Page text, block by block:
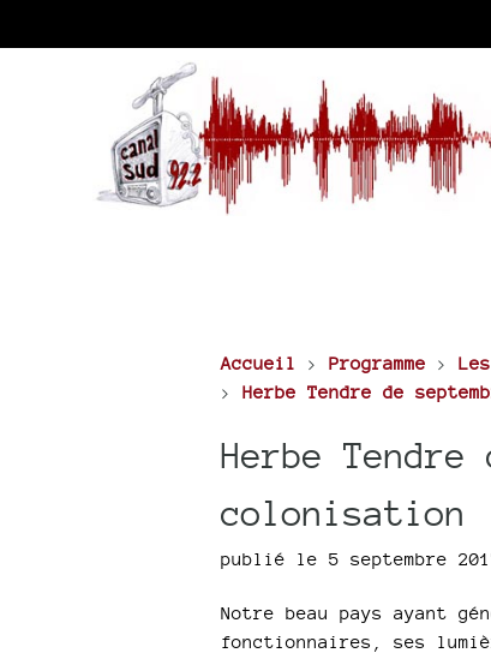
Accueil > Programme >
> Herbe Tendre de
Herbe Tendre
colonisation
publié le 5 septembre
Notre beau pays ayant
fonctionnaires, ses